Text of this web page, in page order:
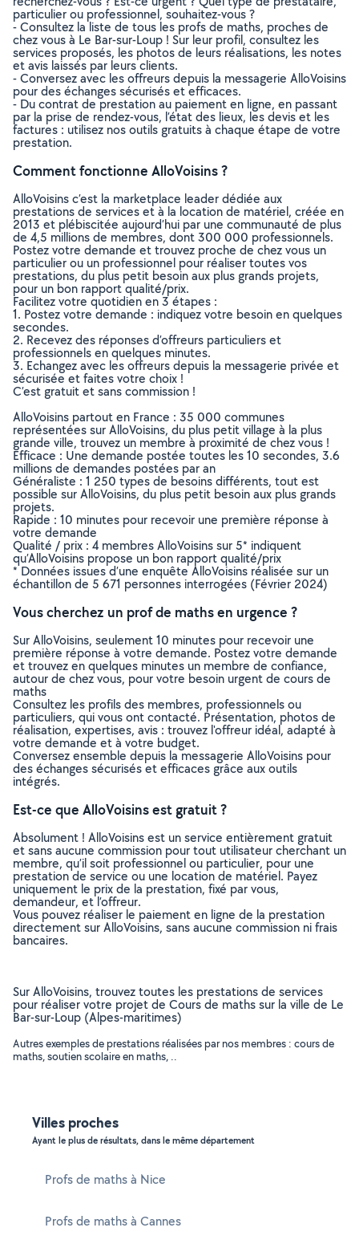
particulier ou professionnel, souhaitez-vous ?
- Consultez la liste de tous les profs de maths, proches de
chez vous à Le Bar-sur-Loup ! Sur leur profil, consultez les
services proposés, les photos de leurs réalisations, les notes
et avis laissés par leurs clients.
- Conversez avec les offreurs depuis la messagerie AlloVoisins
pour des échanges sécurisés et efficaces.
- Du contrat de prestation au paiement en ligne, en passant
par la prise de rendez-vous, l’état des lieux, les devis et les
factures : utilisez nos outils gratuits à chaque étape de votre
prestation.
Comment fonctionne AlloVoisins ?
AlloVoisins c’est la marketplace leader dédiée aux
prestations de services et à la location de matériel, créée en
2013 et plébiscitée aujourd’hui par une communauté de plus
de 4,5 millions de membres, dont 300 000 professionnels.
Postez votre demande et trouvez proche de chez vous un
particulier ou un professionnel pour réaliser toutes vos
prestations, du plus petit besoin aux plus grands projets,
pour un bon rapport qualité/prix.
Facilitez votre quotidien en 3 étapes :
1. Postez votre demande : indiquez votre besoin en quelques
secondes.
2. Recevez des réponses d’offreurs particuliers et
professionnels en quelques minutes.
3. Echangez avec les offreurs depuis la messagerie privée et
sécurisée et faites votre choix !
C’est gratuit et sans commission !
AlloVoisins partout en France : 35 000 communes
représentées sur AlloVoisins, du plus petit village à la plus
grande ville, trouvez un membre à proximité de chez vous !
Efficace : Une demande postée toutes les 10 secondes, 3.6
millions de demandes postées par an
Généraliste : 1 250 types de besoins différents, tout est
possible sur AlloVoisins, du plus petit besoin aux plus grands
projets.
Rapide : 10 minutes pour recevoir une première réponse à
votre demande
Qualité / prix : 4 membres AlloVoisins sur 5* indiquent
qu’AlloVoisins propose un bon rapport qualité/prix
* Données issues d’une enquête AlloVoisins réalisée sur un
échantillon de 5 671 personnes interrogées (Février 2024)
Vous cherchez un prof de maths en urgence ?
Sur AlloVoisins, seulement 10 minutes pour recevoir une
première réponse à votre demande. Postez votre demande
et trouvez en quelques minutes un membre de confiance,
autour de chez vous, pour votre besoin urgent de cours de
maths
Consultez les profils des membres, professionnels ou
particuliers, qui vous ont contacté. Présentation, photos de
réalisation, expertises, avis : trouvez l'offreur idéal, adapté à
votre demande et à votre budget.
Conversez ensemble depuis la messagerie AlloVoisins pour
des échanges sécurisés et efficaces grâce aux outils
intégrés.
Est-ce que AlloVoisins est gratuit ?
Absolument ! AlloVoisins est un service entièrement gratuit
et sans aucune commission pour tout utilisateur cherchant un
membre, qu’il soit professionnel ou particulier, pour une
prestation de service ou une location de matériel. Payez
uniquement le prix de la prestation, fixé par vous,
demandeur, et l’offreur.
Vous pouvez réaliser le paiement en ligne de la prestation
directement sur AlloVoisins, sans aucune commission ni frais
bancaires.
Sur AlloVoisins, trouvez toutes les prestations de services
pour réaliser votre projet de Cours de maths sur la ville de Le
Bar-sur-Loup (Alpes-maritimes)
Autres exemples de prestations réalisées par nos membres : cours de
maths, soutien scolaire en maths, ..
Villes proches
Ayant le plus de résultats, dans le même département
Profs de maths à Nice
Profs de maths à Cannes